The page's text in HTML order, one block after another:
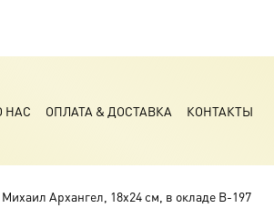
НАС ОПЛАТА & ДОСТАВКА КОНТАКТЫ
Архангел, 18х24 см, в окладе B-197